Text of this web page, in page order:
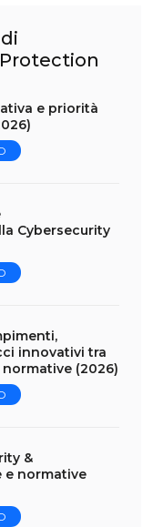
e priorità
Cybersecurity
innovativi tra
normative (2026)
&
e normative